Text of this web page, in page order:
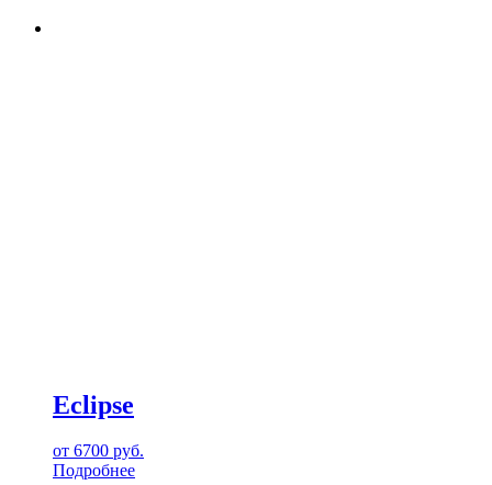
Eclipse
от 6700 руб.
Подробнее